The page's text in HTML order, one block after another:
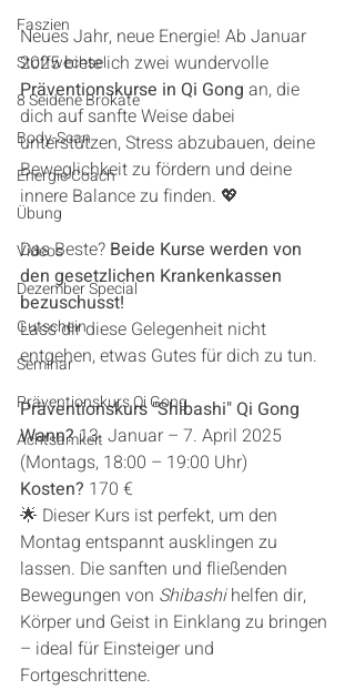
Faszien
Stoffwechsel
8 Seidene Brokate
Body-Scan
Energie Coach
Übung
Videos
Dezember Special
Gutschein
Seminar
Präventionskurs Qi Gong
Achtsamkeit
Neues Jahr, neue Energie! Ab Januar
2025 biete ich zwei wundervolle
Präventionskurse in Qi Gong an, die
dich auf sanfte Weise dabei
unterstützen, Stress abzubauen, deine
Beweglichkeit zu fördern und deine
innere Balance zu finden. 💖
Das Beste? Beide Kurse werden von
den gesetzlichen Krankenkassen
bezuschusst!
Lass dir diese Gelegenheit nicht
entgehen, etwas Gutes für dich zu tun.
Präventionskurs "Shibashi" Qi Gong
Wann? 13. Januar – 7. April 2025
(Montags, 18:00 – 19:00 Uhr)
Kosten? 170 €
🌟 Dieser Kurs ist perfekt, um den
Montag entspannt ausklingen zu
lassen. Die sanften und fließenden
Bewegungen von Shibashi helfen dir,
Körper und Geist in Einklang zu bringen
– ideal für Einsteiger und
Fortgeschrittene.